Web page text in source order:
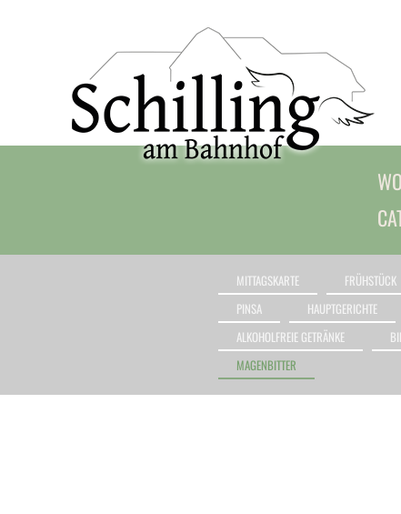
MITTAGSKARTE FRÜHSTÜCK
PINSA
HAUPTGERICHTE
ALKOHOLFREIE GETRÄNKE
MAGENBITTER